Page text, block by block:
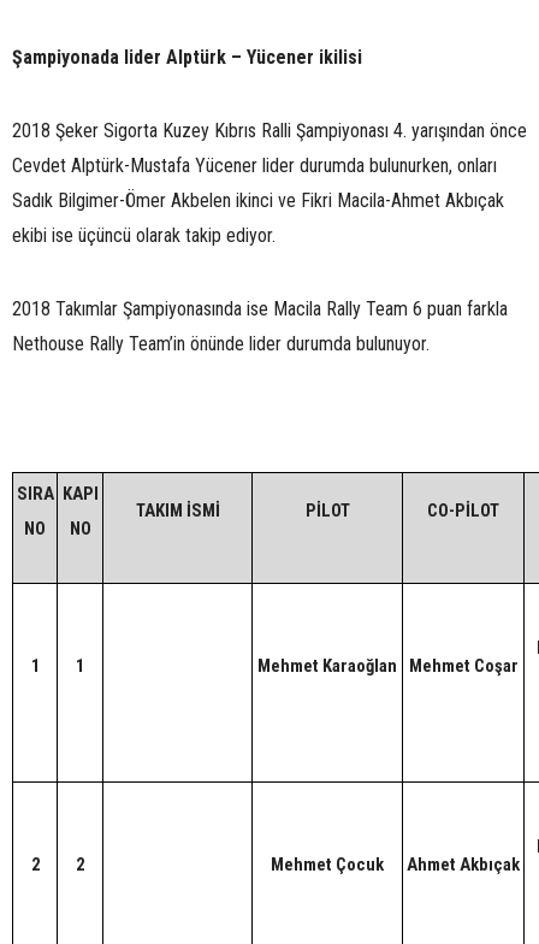
Şampiyonada lider Alptürk – Yücener ikilisi
2018 Şeker Sigorta Kuzey Kıbrıs Ralli Şampiyonası 4. yarışından önce
Cevdet Alptürk-Mustafa Yücener lider durumda bulunurken, onları
Sadık Bilgimer-Ömer Akbelen ikinci ve Fikri Macila-Ahmet Akbıçak
ekibi ise üçüncü olarak takip ediyor.
2018 Takımlar Şampiyonasında ise Macila Rally Team 6 puan farkla
Nethouse Rally Team’in önünde lider durumda bulunuyor.
SIRA
NO
KAPI
NO
TAKIM İSMİ PİLOT CO-PİLOT
1 1 Mehmet Karaoğlan Mehmet Coşar
2 2 Mehmet Çocuk Ahmet Akbıçak